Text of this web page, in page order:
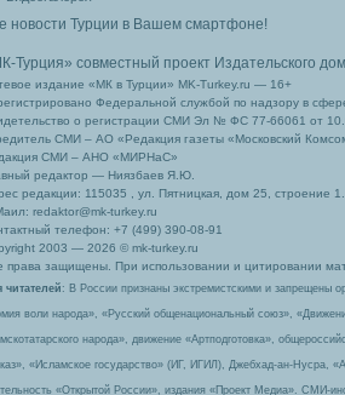
новости Турции в Вашем смартфоне!
Турция» совместный проект Издательского
издание «МК в Турции» MK-Turkey.ru — 16+
Федеральной службой по надзору в
о регистрации СМИ Эл № ФС 77-66061 от
СМИ – АО «Редакция газеты «Московский
СМИ – АНО «МИРНаС»
редактор — Ниязбаев Я.Ю.
редакции: 115035 , ул. Пятницкая, дом 25, строение 1.
redaktor@mk-turkey.ru
телефон: +7 (499) 390-08-91
2003 — 2026 © mk-turkey.ru
права защищены. При использовании и цитировании
читателей : В России признаны экстремистскими и запрещены
воли народа», «Русский общенациональный союз»,
народа», движение «Артподготовка»,
«Исламское государство» (ИГ, ИГИЛ), Джебхад-ан-Нусра,
«Открытой России», издания «Проект Медиа». СМИ-